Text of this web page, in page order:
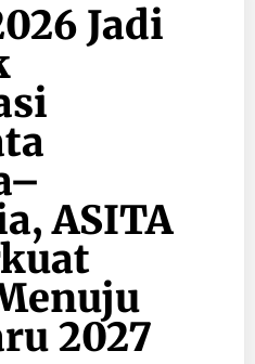
Jadi
ASITA
2027